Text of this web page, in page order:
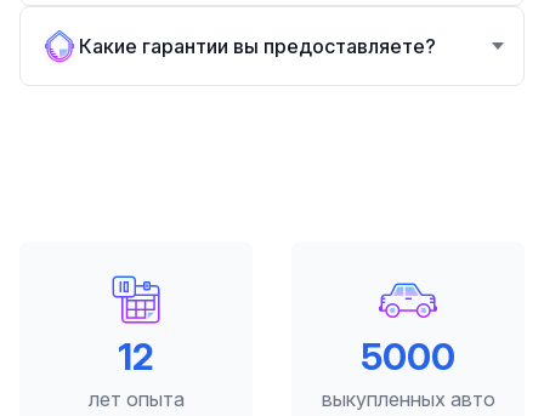
Какие гарантии вы предоставляете?
12
лет опыта
5000
выкупленных авто